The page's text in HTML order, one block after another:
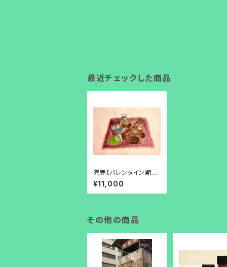
最近チェックした商品
完売【バレンタイン期間
限定販売】京都のチョコ
レートおまかせセット11
000
¥11,000
その他の商品